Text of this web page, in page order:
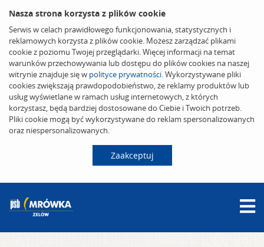
Nasza strona korzysta z plików cookie
Serwis w celach prawidłowego funkcjonowania, statystycznych i
reklamowych korzysta z plików cookie. Możesz zarządzać plikami
cookie z poziomu Twojej przeglądarki. Więcej informacji na temat
warunków przechowywania lub dostępu do plików cookies na naszej
witrynie znajduje się w polityce prywatności. Wykorzystywane pliki
cookies zwiększają prawdopodobieństwo, że reklamy produktów lub
usług wyświetlane w ramach usług internetowych, z których
korzystasz, będą bardziej dostosowane do Ciebie i Twoich potrzeb.
Pliki cookie mogą być wykorzystywane do reklam spersonalizowanych
oraz niespersonalizowanych.
Zaakceptuj